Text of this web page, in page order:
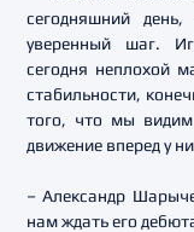
сегодняшний
уверенный шаг.
сегодня неплохой
стабильности,
того, что мы видим
движение вперед у
– Александр
нам ждать его